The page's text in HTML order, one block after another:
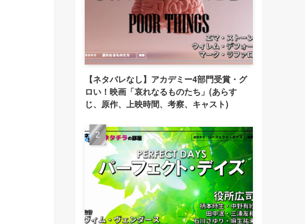
【ネタバレなし】アカデミー4部門受賞・グ
ロい！映画「哀れなるものたち」(あらす
じ、原作、上映時間、考察、キャスト)